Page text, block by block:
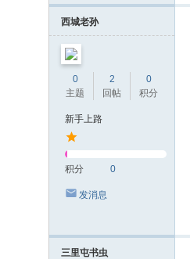
西城老孙
0
主题
2
回帖
0
积分
新手上路
积分 0
发消息
三里屯书虫